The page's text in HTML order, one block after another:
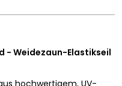
- Weidezaun-Elastikseil
hochwertigem, UV-